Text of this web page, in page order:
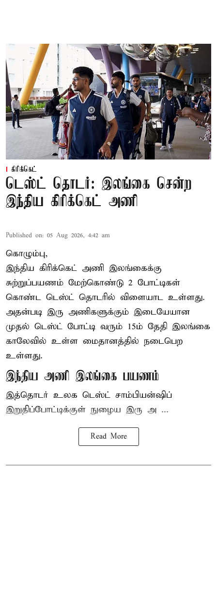
கிரிக்கெட்
டெஸ்ட் தொடர்: இலங்கை சென்ற
இந்திய கிரிக்கெட் அணி
Published on: 05 Aug 2026, 4:42 am
கொழும்பு,
இந்திய கிரிக்கெட் அணி இலங்கைக்கு
சுற்றுப்பயணம் மேற்கொண்டு 2 போட்டிகள்
கொண்ட டெஸ்ட் தொடரில் விளையாட உள்ளது.
அதன்படி இரு அணிகளுக்கும் இடையேயான
முதல் டெஸ்ட் போட்டி வரும் 15ம் தேதி இலங்கை
காலேவில் உள்ள மைதானத்தில் நடைபெற
உள்ளது.
இந்திய அணி இலங்கை பயணம்
இத்தொடர் உலக டெஸ்ட் சாம்பியன்ஷிப்
இறுதிப்போட்டிக்குள் நுழைய இரு அ ...
Read More